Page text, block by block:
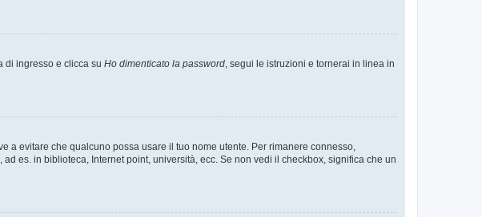
di ingresso e clicca su Ho dimenticato la password , segui le istruzioni e tornerai in linea in
a evitare che qualcuno possa usare il tuo nome utente. Per rimanere connesso,
es. in biblioteca, Internet point, università, ecc. Se non vedi il checkbox, significa che un